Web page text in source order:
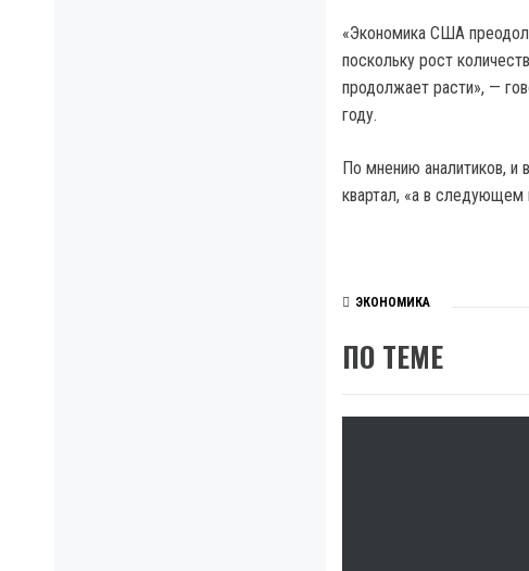
«Экономика США
поскольку рост
продолжает расти», —
году.
По мнению аналитиков, и
квартал, «а в следующем
ЭКОНОМИКА
ПО ТЕМЕ